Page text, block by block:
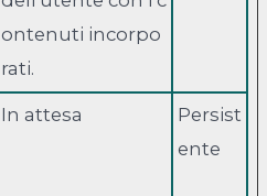
ontenuti incorpo
rati.
In attesa
Persist
ente